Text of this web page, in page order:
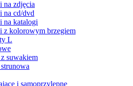
na zdjęcia
na cd/dvd
na katalogi
z kolorowym brzegiem
L
suwakiem
i samoprzylepne